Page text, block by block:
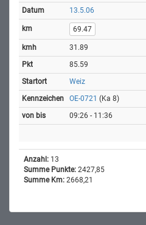
13.5.06
69.47
31.89
85.59
Weiz
OE-0721 (Ka 8)
09:26 - 11:36
Anzahl: 13
Summe Punkte: 2427,85
Summe Km: 2668,21